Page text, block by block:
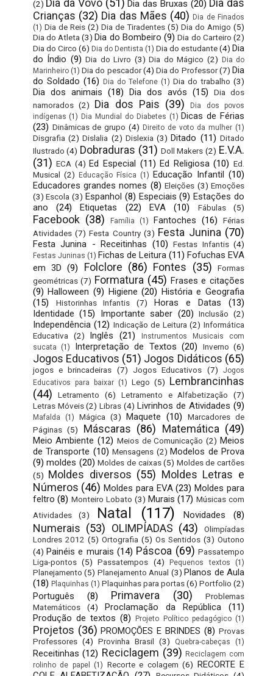
(2) Dia da Vovó (51) Dia das Bruxas (20) Dia das
Crianças (32) Dia das Mães (40) Dia de Finados
(1) Dia de Reis (2) Dia de Tiradentes (5) Dia do Amigo (5)
Dia do Atleta (3) Dia do Bombeiro (9) Dia do Carteiro (2)
Dia do Circo (6) Dia do Dentista (1) Dia do estudante(4) Dia
do Índio (9) Dia do Livro (3) Dia do Mágico (2) Dia do
Marinheiro (1) Dia do pescador (4) Dia do Professor (7) Dia
do Soldado (16) Dia do Telefone (1) Dia do trabalho (3)
Dia dos animais (18) Dia dos avós (15)
Dia dos
namorados (2) Dia dos Pais (39)
Dia dos povos
indígenas (1) Dia Mundial do Diabetes (1) Dicas de Férias
(23) Dinâmicas de grupo (4) Direito de voto da mulher (1)
Disgrafia (2) Dislalia (2) Dislexia (3) Ditado (11) Ditado
Ilustrado (4) Dobraduras (31) Doll Makers (2) E.V.A.
(31) ECA (4) Ed Especial (11) Ed Religiosa (10) Ed.
Musical (2) Educação Física (1) Educação Infantil (10)
Educadores grandes nomes (8) Eleições (3) Emoções
(3) Escola (3) Espanhol (8) Especiais (9) Estações do
ano
(24) Etiquetas (22) EVA (10) Fábulas (5)
Facebook (38) Família (1) Fantoches (16)
Férias
Atividades (7) Festa Country (3) Festa Junina (70)
Festa Junina - Receitinhas (10) Festas Infantis (4)
Festas Juninas (1) Fichas de Leitura (11) Fofuchas EVA
em 3D (9) Folclore (86) Fontes (35)
Formas
geométricas (7) Formatura (45) Frases e citações
(9) Halloween (9) Higiene (20) História e Geografia
(15)
Historinhas Infantis (7) Horas e Datas
(13)
Identidade (15) Importante saber (20) Inclusão (2)
Independência (12) Indicação de Leitura (2) Informática
Educativa
(2) Inglês (21)
Instrumentos Musicais com
sucata
(1) Interpretação de Textos (20) Inverno (6)
Jogos Educativos (51) Jogos Didáticos (65)
jogos e brincadeiras (7) Jogos Educativos (7)
Jogos
Educativos para baixar (1) Lego (5) Lembrancinhas
(44)
Letramento (6) Letramento e Alfabetização
(7)
Letras Móveis (2) Libras (4) Livrinhos de Atividades (9)
Mafalda (1) Mágica (3) Maquete (10)
Marcadores de
Páginas (5) Máscaras (86) Matemática (49)
Meio Ambiente (12) Meios de Comunicação (2) Meios
de Transporte (10) Mensagens (2) Modelos de Prova
(9) moldes (20) Moldes de caixas (5) Moldes de cartões
(5) Moldes diversos (55) Moldes Letras e
Números (46) Moldes para EVA (23) Moldes para
feltro (8) Monteiro Lobato (3) Murais (17) Músicas com
Atividades
(3) Natal (117) Novidades (8)
Numerais (53) OLIMPÍADAS (43)
Olimpíadas
Londres 2012 (5) Ortografia (5) Os Sentidos (3) Outono
(4) Painéis e murais (14) Páscoa (69) Passatempo
Liga-pontos (5) Passatempos (4) Pequenos textos (1)
Planejamento (5) Planejamento Anual (3) Planos de Aula
(18) Plaquinhas (1) Plaquinhas para portas(6) Portfolio (2)
Português (8) Primavera (30)
Problemas
Matemáticos
(4) Proclamação da República
(11)
Produção de textos (8) Projeto Político pedagógico (1)
Projetos (36) PROMOÇÕES E BRINDES (8) Provas
Professores (4) Provinha Brasil (3) Quebra-cabeças (1)
Receitinhas (12) Reciclagem (39) Reciclagem com
rolinho de papel
(1) Recorte e colagem (6) RECORTE E